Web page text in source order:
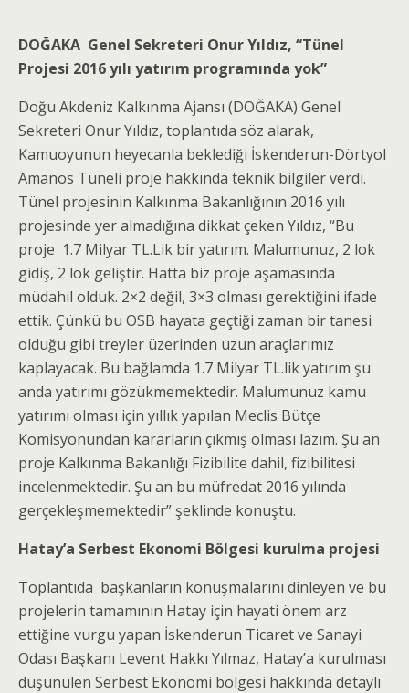
DOĞAKA Genel Sekreteri Onur Yıldız, “Tünel
Projesi 2016 yılı yatırım programında yok”
Doğu Akdeniz Kalkınma Ajansı (DOĞAKA) Genel
Sekreteri Onur Yıldız, toplantıda söz alarak,
Kamuoyunun heyecanla beklediği İskenderun-Dörtyol
Amanos Tüneli proje hakkında teknik bilgiler verdi.
Tünel projesinin Kalkınma Bakanlığının 2016 yılı
projesinde yer almadığına dikkat çeken Yıldız, “Bu
proje 1.7 Milyar TL.Lik bir yatırım. Malumunuz, 2 lok
gidiş, 2 lok geliştir. Hatta biz proje aşamasında
müdahil olduk. 2×2 değil, 3×3 olması gerektiğini ifade
ettik. Çünkü bu OSB hayata geçtiği zaman bir tanesi
olduğu gibi treyler üzerinden uzun araçlarımız
kaplayacak. Bu bağlamda 1.7 Milyar TL.lik yatırım şu
anda yatırımı gözükmemektedir. Malumunuz kamu
yatırımı olması için yıllık yapılan Meclis Bütçe
Komisyonundan kararların çıkmış olması lazım. Şu an
proje Kalkınma Bakanlığı Fizibilite dahil, fizibilitesi
incelenmektedir. Şu an bu müfredat 2016 yılında
gerçekleşmemektedir” şeklinde konuştu.
Hatay’a Serbest Ekonomi Bölgesi kurulma projesi
Toplantıda başkanların konuşmalarını dinleyen ve bu
projelerin tamamının Hatay için hayati önem arz
ettiğine vurgu yapan İskenderun Ticaret ve Sanayi
Odası Başkanı Levent Hakkı Yılmaz, Hatay’a kurulması
düşünülen Serbest Ekonomi bölgesi hakkında detaylı